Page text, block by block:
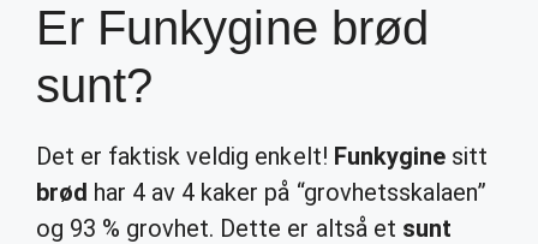
Er Funkygine brød
sunt?
Det er faktisk veldig enkelt! Funkyginesitt
brød har 4 av 4 kaker på “grovhetsskalaen”
og 93 % grovhet. Dette er altså et sunt